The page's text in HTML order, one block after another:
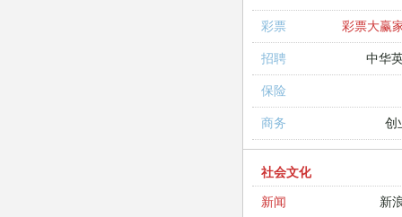
彩票 彩票大赢
招聘 中华
保险
商务 创
社会文化
新闻
新